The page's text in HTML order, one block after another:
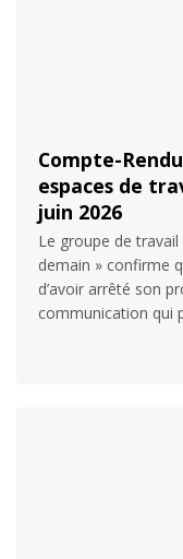
Compte-
espaces de
juin 2026
Le groupe de
demain » confirme
d’avoir arrêté son
communication qui